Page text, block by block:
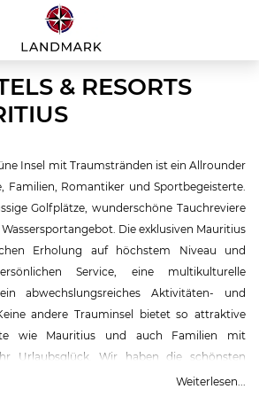
& RESORTS
Insel mit Traumstränden ist ein Allrounder
Familien, Romantiker und Sportbegeisterte.
Golfplätze, wunderschöne Tauchreviere
Die exklusiven Mauritius
Erholung auf höchstem Niveau und
Service, eine multikulturelle
abwechslungsreiches Aktivitäten- und
andere Trauminsel bietet so attraktive
wie Mauritius und auch Familien mit
Urlaubsglück. Wir haben die schönsten
für Sie ausgewählt und beraten Sie gerne
Weiterlesen...